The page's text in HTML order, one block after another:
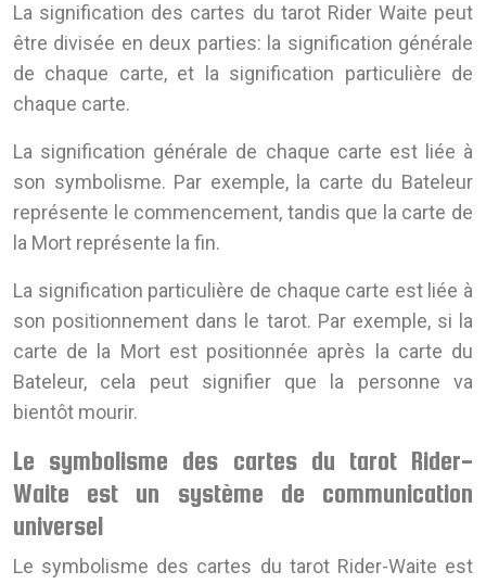
La signification des cartes du tarot Rider Waite peut
être divisée en deux parties: la signification générale
de chaque carte, et la signification particulière de
chaque carte.
La signification générale de chaque carte est liée à
son symbolisme. Par exemple, la carte du Bateleur
représente le commencement, tandis que la carte de
la Mort représente la fin.
La signification particulière de chaque carte est liée à
son positionnement dans le tarot. Par exemple, si la
carte de la Mort est positionnée après la carte du
Bateleur, cela peut signifier que la personne va
bientôt mourir.
Le symbolisme des cartes du tarot Rider-
Waite est un système de communication
universel
Le symbolisme des cartes du tarot Rider-Waite est